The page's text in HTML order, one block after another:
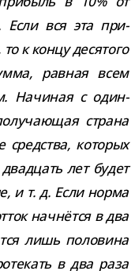
Если вся эта при­
к концу деся­того
рав­ная всем
Начиная с один­
страна
кото­рых
лет будет
и т. д. Если норма
нач­нётся в два
лишь поло­вина
в два раза